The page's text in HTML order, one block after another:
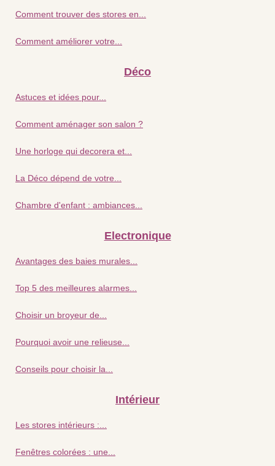
Comment trouver des stores en...
Comment améliorer votre...
Déco
Astuces et idées pour...
Comment aménager son salon ?
Une horloge qui decorera et...
La Déco dépend de votre...
Chambre d'enfant : ambiances...
Electronique
Avantages des baies murales...
Top 5 des meilleures alarmes...
Choisir un broyeur de...
Pourquoi avoir une relieuse...
Conseils pour choisir la...
Intérieur
Les stores intérieurs :...
Fenêtres colorées : une...